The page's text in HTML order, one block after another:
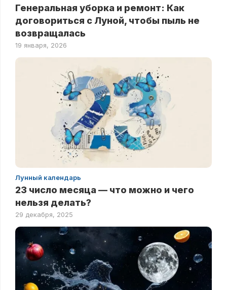
Генеральная уборка и ремонт: Как
договориться с Луной, чтобы пыль не
возвращалась
19 января, 2026
Лунный календарь
23 число месяца — что можно и чего
нельзя делать?
29 декабря, 2025